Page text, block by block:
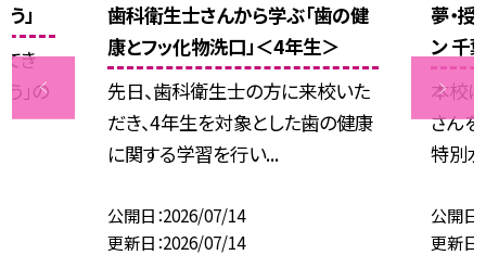
」
き
」の
歯科衛生士さんから学ぶ「歯の健
康とフッ化物洗口」＜4年生＞
先日、歯科衛生士の方に来校いた
だき、4年生を対象とした歯の健康
に関する学習を行い...
公開日 2026/07/14
更新日 2026/07/14
夢・
ン 千
本校
さんを
特別
公開日
更新日